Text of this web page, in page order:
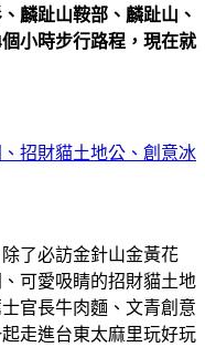
麟趾山鞍部、麟趾山、
小時步行路程，現在就
招財貓土地公、創意冰
了必訪金針山金黃花
可愛吸睛的招財貓土地
官長牛肉麵、文青創意
走進台東太麻里玩好玩